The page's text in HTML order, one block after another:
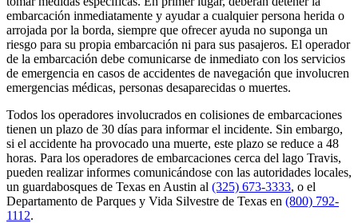
embarcación inmediatamente y ayudar a cualquier persona herida o
arrojada por la borda, siempre que ofrecer ayuda no suponga un
riesgo para su propia embarcación ni para sus pasajeros. El operador
de la embarcación debe comunicarse de inmediato con los servicios
de emergencia en casos de accidentes de navegación que involucren
emergencias médicas, personas desaparecidas o muertes.
Todos los operadores involucrados en colisiones de embarcaciones
tienen un plazo de 30 días para informar el incidente. Sin embargo,
si el accidente ha provocado una muerte, este plazo se reduce a 48
horas. Para los operadores de embarcaciones cerca del lago Travis,
pueden realizar informes comunicándose con las autoridades locales,
un guardabosques de Texas en Austin al (325) 673-3333, o el
Departamento de Parques y Vida Silvestre de Texas en (800) 792-
1112.